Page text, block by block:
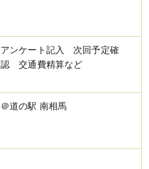
アンケート記入 次回予定確
認 交通費精算など
＠道の駅 南相馬